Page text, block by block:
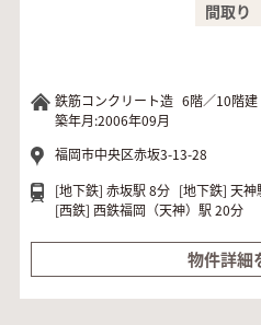
間取り
鉄筋コンクリート造 6階／10階建
築年月:2006年09月
福岡市中央区赤坂3-13-28
[地下鉄] 赤坂駅 8分 [地下鉄] 天神
[西鉄] 西鉄福岡（天神）駅 20分
物件詳細